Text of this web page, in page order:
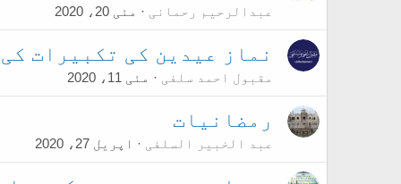
عبدالرحیم رحمانی مئی 20، 2020
نماز عیدین کی تکبیرات
مقبول احمد سلفی مئی 11، 2020
رمضانيات
عبد الخبیر السلفی اپریل 27، 2020